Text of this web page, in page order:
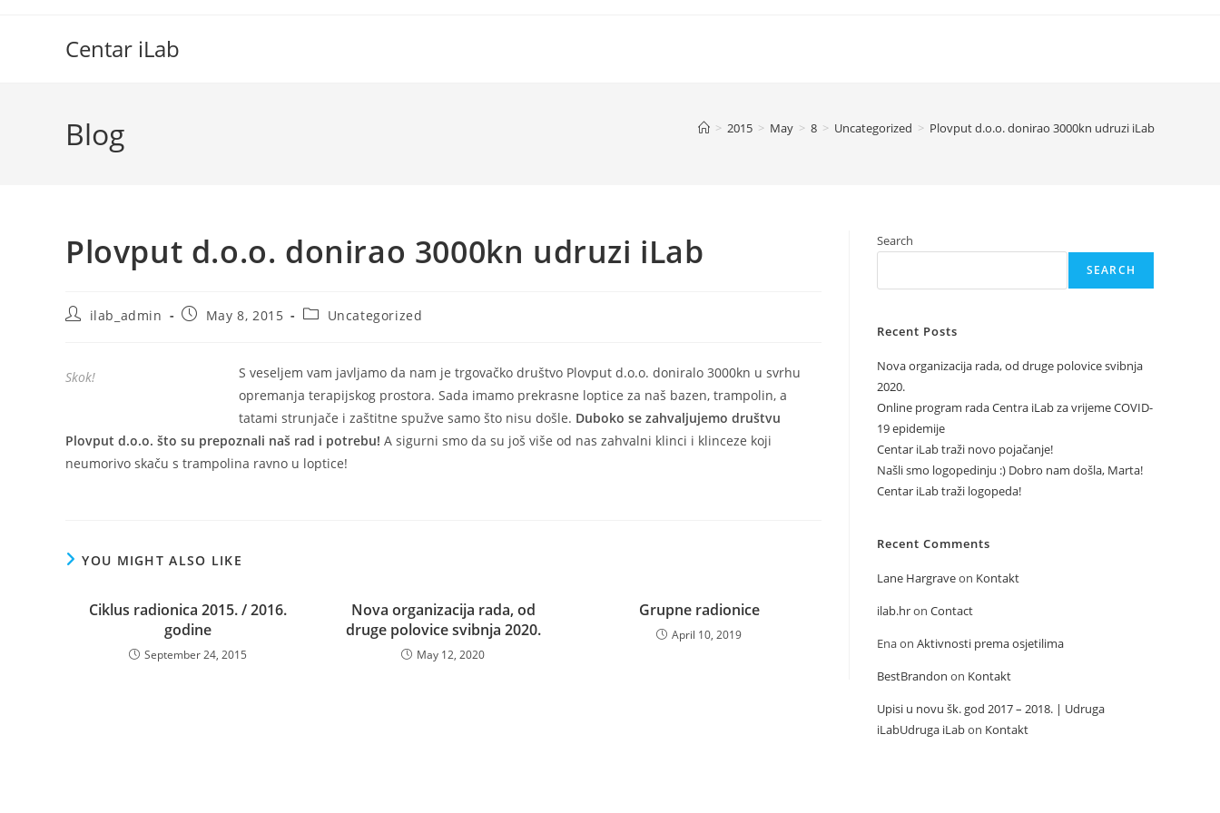
Centar iLab
Blog > 2015 > May > 8 > Uncategorized > Plovput d.o.o. donirao 3000kn udruzi iLab
Plovput d.o.o. donirao 3000kn udruzi iLab
Postilab_admin
PostMay 8, 2015
PostUncategorized
Skok!
S veseljem vam javljamo da nam je trgovačko društvo Plovput d.o.o. doniralo 3000kn u svrhu
opremanja terapijskog prostora. Sada imamo prekrasne loptice za naš bazen, trampolin, a
tatami strunjače i zaštitne spužve samo što nisu došle. Duboko se zahvaljujemo društvu
Plovput d.o.o. što su prepoznali naš rad i potrebu! A sigurni smo da su još više od nas zahvalni klinci i klinceze koji
neumorivo skaču s trampolina ravno u loptice!
YOU MIGHT ALSO LIKE
Ciklus radionica 2015. / 2016.
godine
September 24, 2015
Nova organizacija rada, od
druge polovice svibnja 2020.
May 12, 2020
Grupne radionice
April 10, 2019
Search
SEARCH
Recent Posts
Nova organizacija rada, od druge polovice svibnja
2020.
Online program rada Centra iLab za vrijeme COVID-
19 epidemije
Centar iLab traži novo pojačanje!
Našli smo logopedinju :) Dobro nam došla, Marta!
Centar iLab traži logopeda!
Recent Comments
Lane Hargraveon Kontakt
ilab.hron Contact
Enaon Aktivnosti prema osjetilima
BestBrandon on Kontakt
Upisi u novu šk. god 2017 – 2018. | Udruga
iLabUdruga iLabon Kontakt